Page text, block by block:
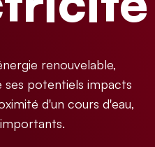
renouvelable,
ses potentiels impacts
d'un cours d'eau,